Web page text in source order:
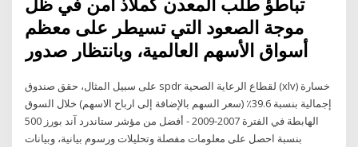
تباطؤ طلب المعدن كملاذ آمن في ظل
موجة الصعود التي تسيطر على معظم
أسواق الأسهم العالمية، وبانتظار صدور
على سبيل المثال، حقق صندوق spdr لقطاع الرعاية الصحية (xlv) خسارة
إجمالية بنسبة 39.6٪ (سعر السهم بالإضافة إلى ارباح الاسهم) خلال السوق
الهابطة في الفترة 2007-2009 - أفضل من مؤشر ستاندرد آند بورز 500
بنسبة احصل على معلومات مفصلة وتحليلات ورسوم بيانية، وبيانات